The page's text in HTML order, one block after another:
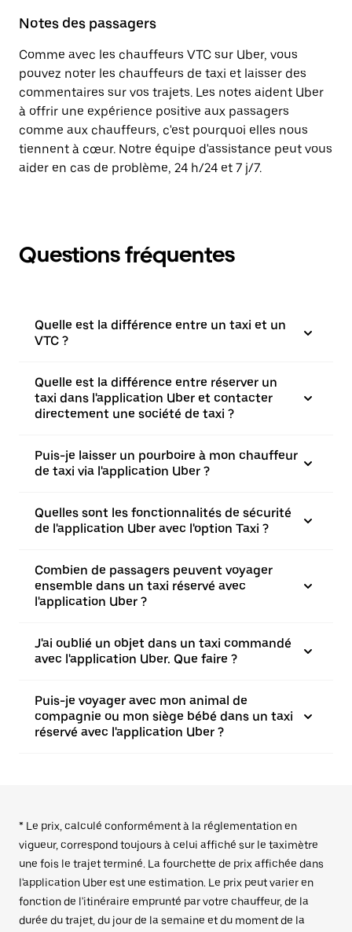
Notes des passagers
Comme avec les chauffeurs VTC sur Uber, vous
pouvez noter les chauffeurs de taxi et laisser des
commentaires sur vos trajets. Les notes aident Uber
à offrir une expérience positive aux passagers
comme aux chauffeurs, c'est pourquoi elles nous
tiennent à cœur. Notre équipe d'assistance peut vous
aider en cas de problème, 24 h/24 et 7 j/7.
Questions fréquentes
Quelle est la différence entre un taxi et un
VTC ?
Quelle est la différence entre réserver un
taxi dans l'application Uber et contacter
directement une société de taxi ?
Puis-je laisser un pourboire à mon chauffeur
de taxi via l'application Uber ?
Quelles sont les fonctionnalités de sécurité
de l'application Uber avec l'option Taxi ?
Combien de passagers peuvent voyager
ensemble dans un taxi réservé avec
l'application Uber ?
J'ai oublié un objet dans un taxi commandé
avec l'application Uber. Que faire ?
Puis-je voyager avec mon animal de
compagnie ou mon siège bébé dans un taxi
réservé avec l'application Uber ?
* Le prix, calculé conformément à la réglementation en
vigueur, correspond toujours à celui affiché sur le taximètre
une fois le trajet terminé. La fourchette de prix affichée dans
l'application Uber est une estimation. Le prix peut varier en
fonction de l'itinéraire emprunté par votre chauffeur, de la
durée du trajet, du jour de la semaine et du moment de la